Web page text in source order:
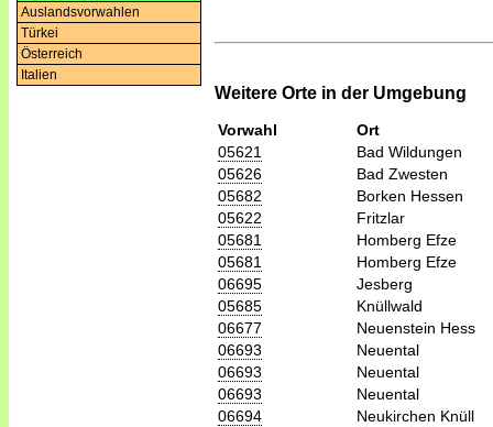
Auslandsvorwahlen
Türkei
Österreich
Italien
Weitere Orte in der Umgebung
Vorwahl
Ort
05621
Bad Wildungen
05626
Bad Zwesten
05682
Borken Hessen
05622
Fritzlar
05681
Homberg Efze
05681
Homberg Efze
06695
Jesberg
05685
Knüllwald
06677
Neuenstein Hess
06693
Neuental
06693
Neuental
06693
Neuental
06694
Neukirchen Knüll